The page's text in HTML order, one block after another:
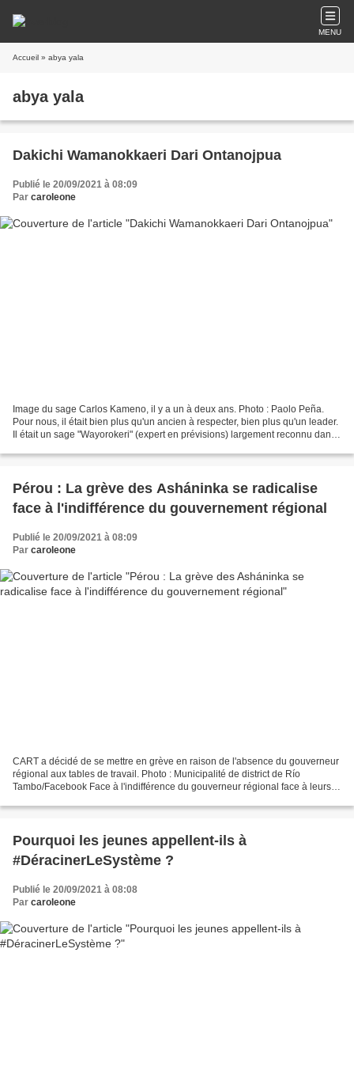
MENU
Accueil » abya yala
abya yala
Dakichi Wamanokkaeri Dari Ontanojpua
Publié le 20/09/2021 à 08:09
Par caroleone
Image du sage Carlos Kameno, il y a un à deux ans. Photo : Paolo Peña.
Pour nous, il était bien plus qu'un ancien à respecter, bien plus qu'un leader.
Il était un sage "Wayorokeri" (expert en prévisions) largement reconnu dans
Pérou : La grève des Asháninka se radicalise
face à l'indifférence du gouvernement régional
Publié le 20/09/2021 à 08:09
Par caroleone
CART a décidé de se mettre en grève en raison de l'absence du gouverneur
régional aux tables de travail. Photo : Municipalité de district de Río
Tambo/Facebook Face à l'indifférence du gouverneur régional face à leurs
Pourquoi les jeunes appellent-ils à
#DéracinerLeSystème ?
Publié le 20/09/2021 à 08:08
Par caroleone